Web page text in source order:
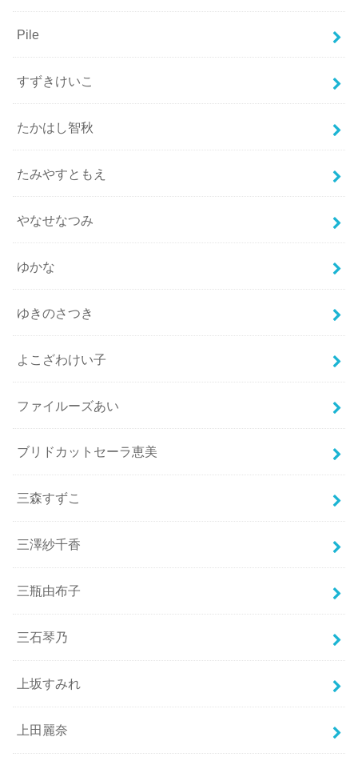
Pile
すずきけいこ
たかはし智秋
たみやすともえ
やなせなつみ
ゆかな
ゆきのさつき
よこざわけい子
ファイルーズあい
ブリドカットセーラ恵美
三森すずこ
三澤紗千香
三瓶由布子
三石琴乃
上坂すみれ
上田麗奈